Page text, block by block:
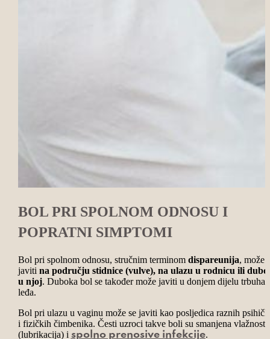
BOL PRI SPOLNOM ODNOSU I
POPRATNI SIMPTOMI
Bol pri spolnom odnosu, stručnim terminom dispareunija, može
javiti na području stidnice (vulve), na ulazu u rodnicu ili
u njoj. Duboka bol se također može javiti u donjem dijelu trbuha i
leđa.
Bol pri ulazu u vaginu može se javiti kao posljedica raznih
i fizičkih čimbenika. Česti uzroci takve boli su smanjena vlažnost
(lubrikacija) i spolno prenosive infekcije.